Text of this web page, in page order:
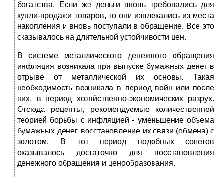
богатства. Если же деньги вновь требовались для
купли-продажи товаров, то они извлекались из места
накопления и вновь поступали в обращение. Все это
сказывалось на длительной устойчивости цен.
В системе металлического денежного обращения
инфляция возникала при выпуске бумажных денег в
отрыве от металлической их основы. Такая
необходимость возникала в период войн или после
них, в период хозяйственно-экономических разрух.
Отсюда рецепты, рекомендуемые количественной
теорией борьбы с инфляцией - уменьшение объема
бумажных денег, восстановление их связи (обмена) с
золотом. В тот период подобных советов
оказывалось достаточно для восстановления
денежного обращения и ценообразования.